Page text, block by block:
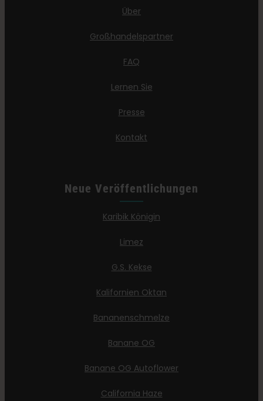
Über
Großhandelspartner
FAQ
Lernen Sie
Presse
Kontakt
Neue Veröffentlichungen
Karibik Königin
Limez
G.S. Kekse
Kalifornien Oktan
Bananenschmelze
Banane OG
Banane OG Autoflower
California Haze